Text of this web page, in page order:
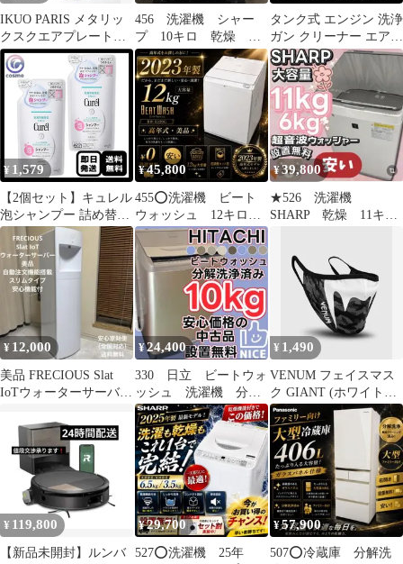
IKUO PARIS メタリッ
クスクエアプレートネ
ックレス
456 洗濯機 シャー
プ 10キロ 乾燥 安
い 綺麗 設置無料
ES-PW10E
タンク式 エンジン 洗浄
ガン クリーナー エアー
ガン 工具 エアツール
アタッチメント 汚れ除
去 強力噴射 コンプレッ
サー 掃除
¥ 1,579
【2個セット】キュレル
泡シャンプー 詰め替え
380ml シャンプー
¥45,800
455⭕️洗濯機 ビート
ウォッシュ 12キロ
BW-X120G 安い
白 設置無料
¥39,800
★526 洗濯機
SHARP 乾燥 11キ
¥ 12,000
美品 FRECIOUS Slat
IoTウォーターサーバー
¥24,400
330 日立 ビートウォ
ッシュ 洗濯機 分解
洗浄 10キロ 設置無
料 安い‼️
¥ 1,490
VENUM フェイスマス
ク GIANT (ホワイト×
ダークカモ) //大人用 マ
スク 個包装 洗えるマス
ク ファッションマスク
花粉対策 スポーツ 送料
無料
¥ 119,800
【新品未開封】ルンバ
¥29,700
527⭕️洗濯機 25年
¥57,900
507⭕️冷蔵庫 分解洗